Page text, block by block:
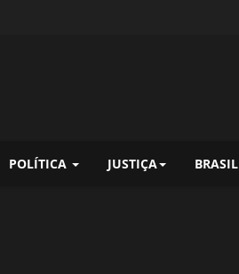
POLÍTICA JUSTIÇA BRASIL